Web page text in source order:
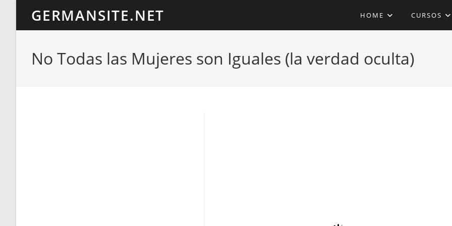
contenido
GERMANSITE.NET HOME CURSOS
No Todas las Mujeres son Iguales (la verdad oculta)